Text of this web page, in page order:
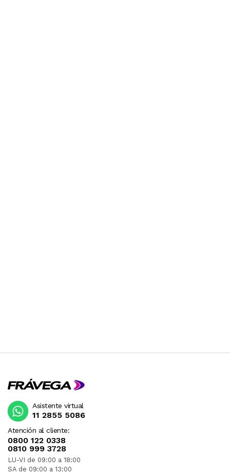
Atención al cliente:
0800 122 0338
0810 999 3728
LU-VI de 09:00 a 18:00
SA de 09:00 a 13:00
Asistente virtual
11 2855 5086